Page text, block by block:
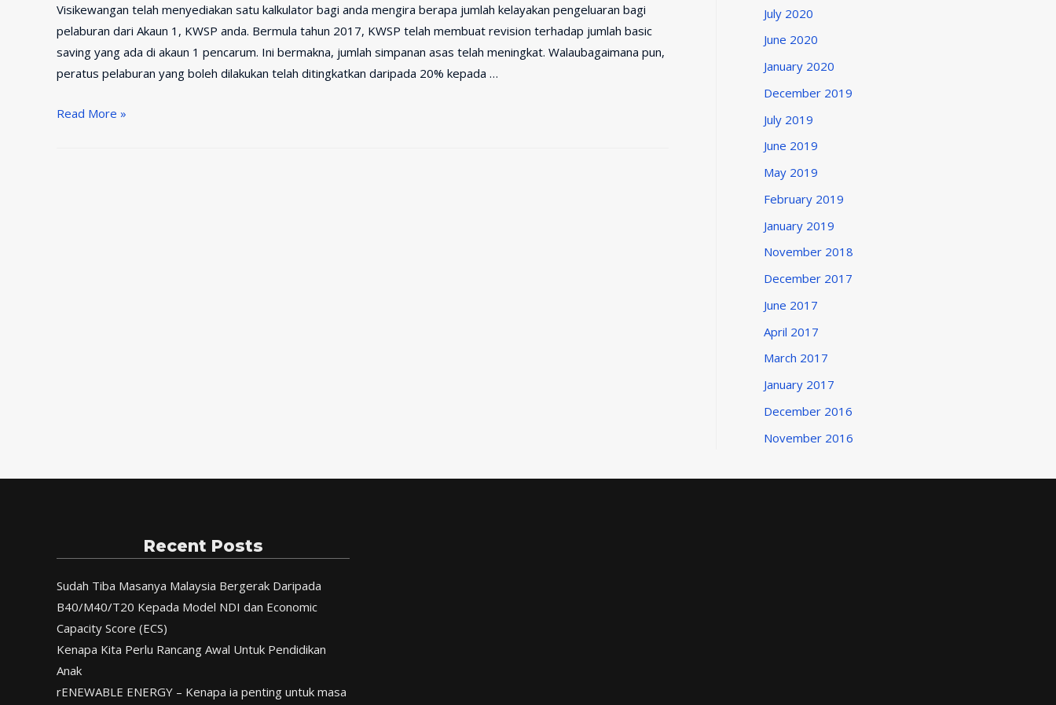
Visikewangan telah menyediakan satu kalkulator bagi anda mengira berapa jumlah kelayakan pengeluaran bagi
pelaburan dari Akaun 1, KWSP anda. Bermula tahun 2017, KWSP telah membuat revision terhadap jumlah basic
saving yang ada di akaun 1 pencarum. Ini bermakna, jumlah simpanan asas telah meningkat. Walaubagaimana pun,
peratus pelaburan yang boleh dilakukan telah ditingkatkan daripada 20% kepada …
EPF
Read More »
July 2020
June 2020
January 2020
December 2019
July 2019
June 2019
May 2019
February 2019
January 2019
November 2018
December 2017
June 2017
April 2017
March 2017
January 2017
December 2016
November 2016
Recent Posts
Sudah Tiba Masanya Malaysia Bergerak Daripada
B40/M40/T20 Kepada Model NDI dan Economic
Capacity Score (ECS)
Kenapa Kita Perlu Rancang Awal Untuk Pendidikan
Anak
rENEWABLE ENERGY – Kenapa ia penting untuk masa